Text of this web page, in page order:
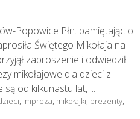
Popowice Płn. pamiętając o
Świętego Mikołaja na
zaproszenie i odwiedził
mikołajowe dla dzieci z
od kilkunastu lat, ...
, impreza, mikołajki, prezenty,